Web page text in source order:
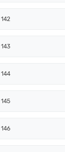
142
143
144
145
146